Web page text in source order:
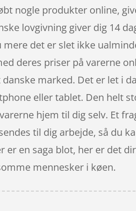
nogle produkter online,
lovgivning giver dig 14
det er slet ikke
deres priser på varerne
marked. Det er let i
eller tablet. Den helt
hjem til dig selv. Et
til dig arbejde, så du
er en saga blot, her er det
mennesker i køen.